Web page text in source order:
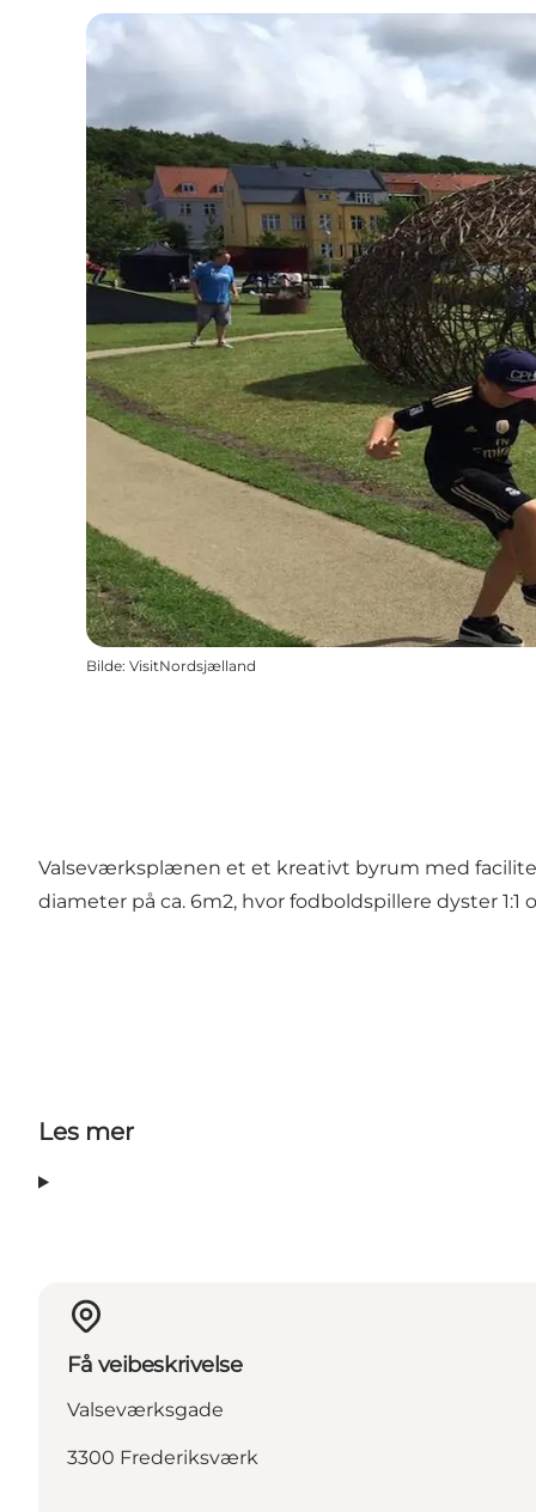
Bilde: VisitNordsjælland
Valseværksplænen et et kreativt byrum med
diameter på ca. 6m2, hvor fodboldspillere dyster
Les mer
Få veibeskrivelse
Valseværksgade
3300 Frederiksværk